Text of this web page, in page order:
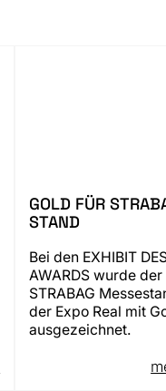
GOLD FÜR
STAND
Bei den EXHIBIT
AWARDS wurde der
STRABAG
der Expo Real mit
ausgezeichnet.